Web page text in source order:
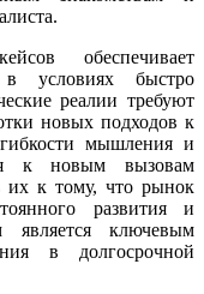
обеспечивает
в условиях быстро
реалии требуют
новых подходов к
мышления и
к новым вызовам
их к тому, что рынок
развития и
является ключевым
в долгосрочной